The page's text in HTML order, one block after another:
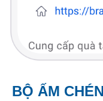
BỘ ẤM